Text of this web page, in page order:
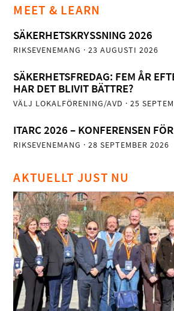
MEET & LEARN
SÄKERHETSKRYSSNING 2026
RIKSEVENEMANG · 23 AUGUSTI 2026
SÄKERHETSFREDAG: FEM ÅR
HAR DET BLIVIT BÄTTRE?
VÄLJ LOKALFÖRENING/AVD · 25
ITARC 2026 – KONFERENSEN
RIKSEVENEMANG · 28 SEPTEMBER 2026
AKTUELLT JUST NU